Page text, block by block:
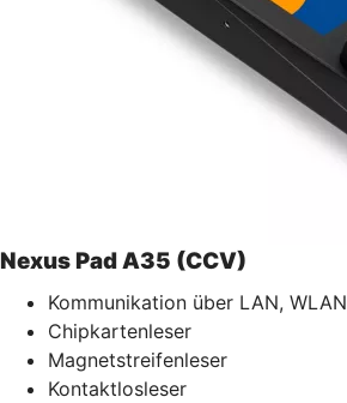
Nexus Pad A35 (CCV)
Kommunikation über LAN, WLAN
Chipkartenleser
Magnetstreifenleser
Kontaktlosleser